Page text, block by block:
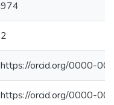
974
2
https://orcid.org/0000-
https://orcid.org/0000-